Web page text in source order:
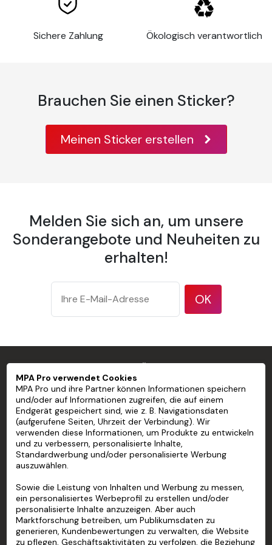
Anwendungsfläche
Ebene Oberfläche
Hartkunststoffe,
Aluminium, Metall,
Acryl,
Temperatur der
Anwendung
10°C bis 30°C
Grenzen der Nutzung
unregelmäßige
Oberflächen
oder solche mit
großen Nieten
Bolzenköpfen.
eine geringe
Kohäsion
zwischen Farbe
und Untergrund
aufweisen.
Rostfreier Stahl
Untergründe
Dreidimensionale
Oberflächen
Sichere Zahlung Ökologisch verantwortlich
Brauchen Sie einen Sticker?
Meinen Sticker erstellen
Melden Sie sich an, um unsere
Sonderangebote und Neuheiten zu
erhalten!
OK
MARKIERUNGEN
MPA PRO
UNSERE DIENSTLEISTUNGEN
MEIN KONTO
HILFE
ÜBER UNS
MPA Pro verwendet Cookies
MPA Pro und ihre Partner können Informationen speichern
und/oder auf Informationen zugreifen, die auf einem
Endgerät gespeichert sind, wie z. B. Navigationsdaten
(aufgerufene Seiten, Uhrzeit der Verbindung). Wir
verwenden diese Informationen, um Produkte zu entwickeln
und zu verbessern, personalisierte Inhalte,
Standardwerbung und/oder personalisierte Werbung
auszuwählen.
Sowie die Leistung von Inhalten und Werbung zu messen,
ein personalisiertes Werbeprofil zu erstellen und/oder
personalisierte Inhalte anzuzeigen. Aber auch
Marktforschung betreiben, um Publikumsdaten zu
generieren, Kundenbewertungen zu verwalten, die Website
zu pflegen, Geschäftsaktivitäten zu verfolgen, die Beziehung